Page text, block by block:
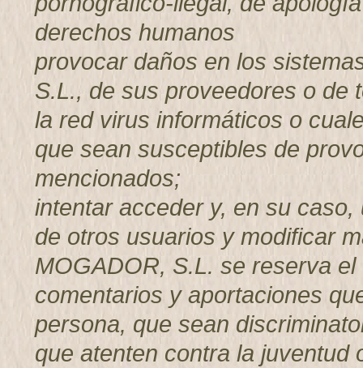
derechos humanos
provocar daños en los
S.L., de sus proveedores o de
la red virus informáticos o
que sean susceptibles de
mencionados;
intentar acceder y, en su
de otros usuarios y modificar
MOGADOR, S.L. se reserva
comentarios y aportaciones
persona, que sean
que atenten contra la juventud